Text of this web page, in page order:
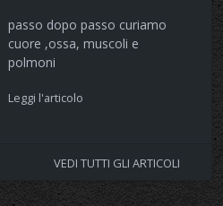
passo dopo passo curiamo
cuore ,ossa, muscoli e
polmoni
Leggi l'articolo
VEDI TUTTI GLI ARTICOLI